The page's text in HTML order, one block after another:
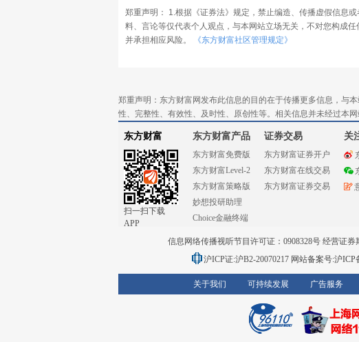
郑重声明： 1.根据《证券法》规定，禁止编造、传播虚假信息
料、言论等仅代表个人观点，与本网站立场无关，不对您构成
并承担相应风险。
《东方财富社区管理规定》
郑重声明：东方财富网发布此信息的目的在于传播更多信息，与
性、完整性、有效性、及时性、原创性等。相关信息并未经过本
东方财富
扫一扫下载
APP
东方财富产品
东方财富免费版
东方财富Level-2
东方财富策略版
妙想投研助理
Choice金融终端
证券交易
东方财富证券开户
东方财富在线交易
东方财富证券交易
关
信息网络传播视听节目许可证：0908328号 经营证券
沪ICP证:沪B2-20070217 网站备案号:沪ICP
关于我们 可持续发展 广告服务